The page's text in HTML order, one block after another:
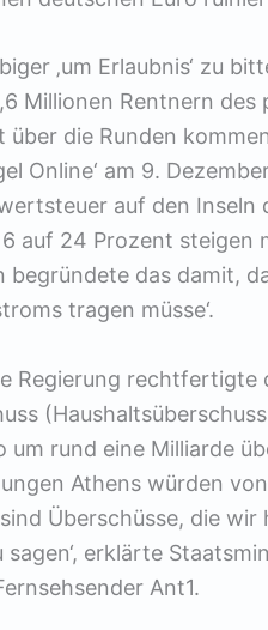
‚um Erlaubnis‘ zu
Millionen Rentnern
über die Runden
Online‘ am 9.
auf den Inseln
auf 24 Prozent
begründete das damit,
tragen müsse‘.
Regierung rechtfertigte
um rund eine Milliarde
Athens würden
Überschüsse, die
sagen‘, erklärte
Ant1.